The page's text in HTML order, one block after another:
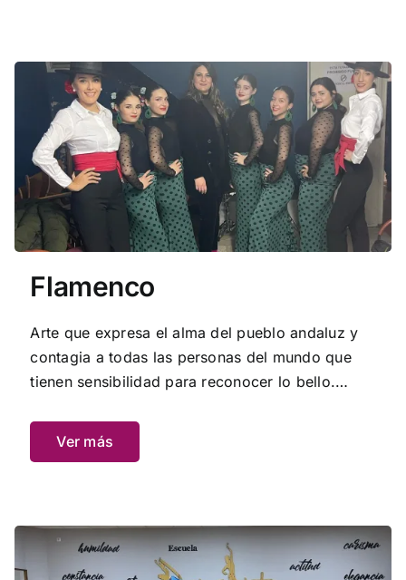
Flamenco
Arte que expresa el alma del pueblo andaluz y
contagia a todas las personas del mundo que
tienen sensibilidad para reconocer lo bello.
diferentes palos del flamenco.
Ver más